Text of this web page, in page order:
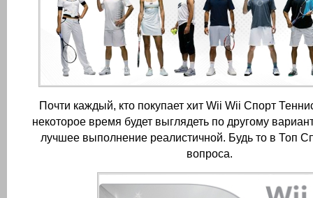
Почти каждый, кто покупает хит Wii Wii Спорт
некоторое время будет выглядеть по другому
лучшее выполнение реалистичной. Будь то в Топ
вопроса.